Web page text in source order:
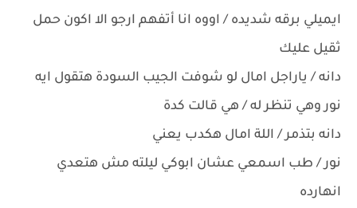
ايميلي برقه شديده / اووه انا أتفهم ارجو الا اكون حمل
ثقيل عليك
دانه / ياراجل امال لو شوفت الجيب السودة هتقول ايه
نور وهي تنظر له / هي قالت كدة
دانه بتذمر / اللة امال هكدب يعني
نور / طب اسمعي عشان ابوكي ليلته مش هتعدي
انهارده